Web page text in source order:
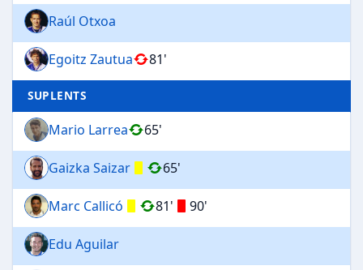
Raúl Otxoa
Egoitz Zautua 81'
SUPLENTS
Mario Larrea 65'
Gaizka Saizar 65'
Marc Callicó 81' 90'
Edu Aguilar